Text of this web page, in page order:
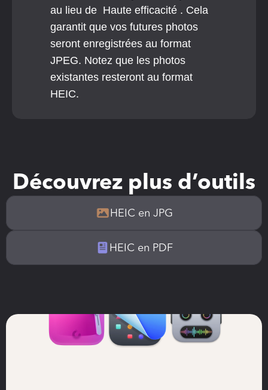
au lieu de  Haute efficacité . Cela
garantit que vos futures photos
seront enregistrées au format
JPEG. Notez que les photos
existantes resteront au format
HEIC.
Découvrez plus d’outils
HEIC en JPG
HEIC en PDF